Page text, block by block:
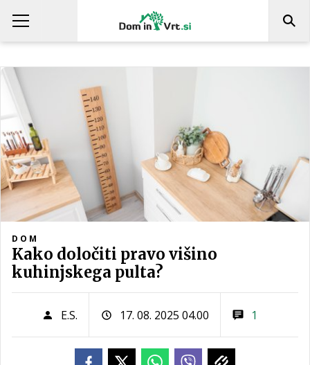
DOM
Kako določiti pravo višino
kuhinjskega pulta?
E.S. 17. 08. 2025 04.00 1